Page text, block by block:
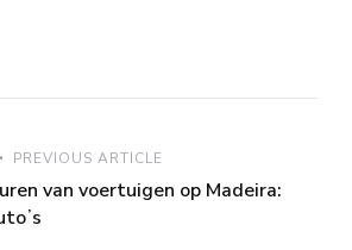
PREVIOUS ARTICLE
van voertuigen op Madeira: